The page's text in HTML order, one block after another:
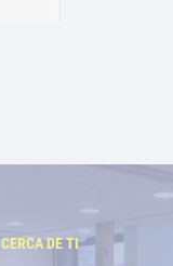
CERCA DE TI